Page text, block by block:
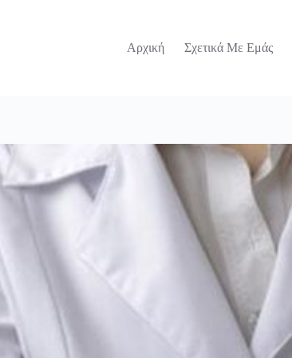
Αρχική
Σχετικά Με Εμάς